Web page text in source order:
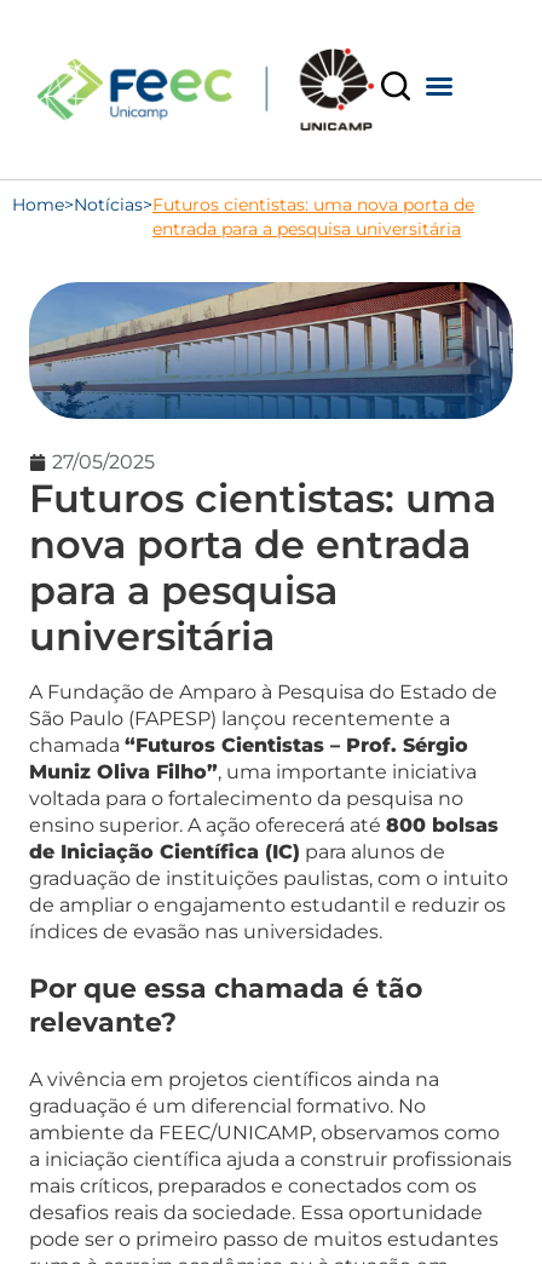
Home>Notícias>Futuros cientistas: uma nova porta de
entrada para a pesquisa universitária
27/05/2025
Futuros cientistas: uma
nova porta de entrada
para a pesquisa
universitária
A Fundação de Amparo à Pesquisa do Estado de
São Paulo (FAPESP) lançou recentemente a
chamada “Futuros Cientistas – Prof. Sérgio
Muniz Oliva Filho”, uma importante iniciativa
voltada para o fortalecimento da pesquisa no
ensino superior. A ação oferecerá até 800 bolsas
de Iniciação Científica (IC) para alunos de
graduação de instituições paulistas, com o intuito
de ampliar o engajamento estudantil e reduzir os
índices de evasão nas universidades.
Por que essa chamada é tão
relevante?
A vivência em projetos científicos ainda na
graduação é um diferencial formativo. No
ambiente da FEEC/UNICAMP, observamos como
a iniciação científica ajuda a construir profissionais
mais críticos, preparados e conectados com os
desafios reais da sociedade. Essa oportunidade
pode ser o primeiro passo de muitos estudantes